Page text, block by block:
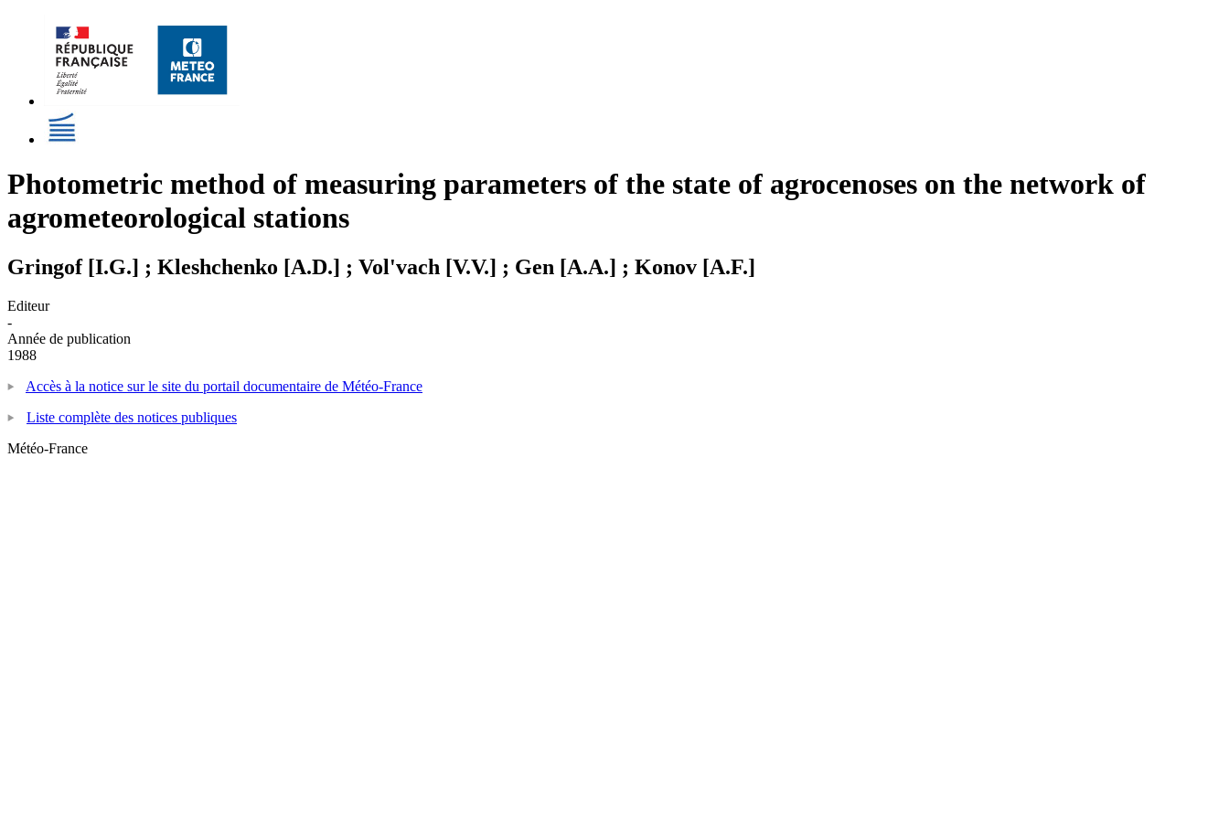
Photometric method of measuring parameters of the state of agrocenoses on the network of
agrometeorological stations
Gringof [I.G.] ; Kleshchenko [A.D.] ; Vol'vach [V.V.] ; Gen [A.A.] ; Konov [A.F.]
Editeur
-
Année de publication
1988
Accès à la notice sur le site du portail documentaire de Météo-France
Liste complète des notices publiques
Météo-France